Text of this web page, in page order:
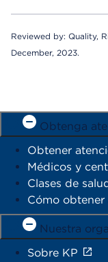
Reviewed by: Quality,
December, 2023.
Obtenga
Obtener
Médicos y
Clases de
Cómo
Nuestra
Sobre KP